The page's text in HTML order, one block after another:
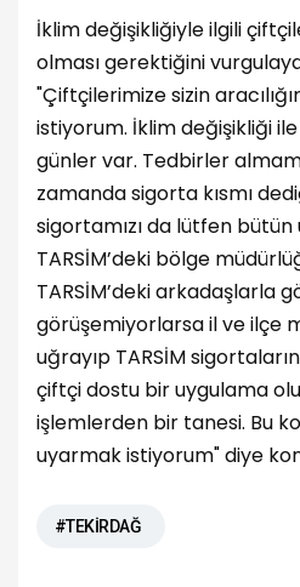
İklim değişikliğiyle ilgili
olması gerektiğini
"Çiftçilerimize sizin
istiyorum. İklim değişikliği
günler var. Tedbirler
zamanda sigorta kısmı
sigortamızı da lütfen
TARSİM’deki bölge
TARSİM’deki arkadaşlarla
görüşemiyorlarsa il ve ilçe
uğrayıp TARSİM
çiftçi dostu bir uygulama
işlemlerden bir tanesi. Bu
uyarmak istiyorum" diye
#TEKİRDAĞ